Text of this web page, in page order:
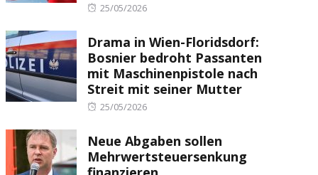
Posted
25/05/2026
Drama in Wien-Floridsdorf:
Bosnier bedroht Passanten
mit Maschinenpistole nach
Streit mit seiner Mutter
Posted
25/05/2026
Neue Abgaben sollen
Mehrwertsteuersenkung